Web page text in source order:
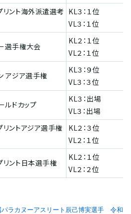
リント海外派遣選考 KL３：１位
VL３：１位
選手権大会
KL２：１位
VL２：１位
アジア選手権
KL３：９位
VL３：３位
ルドカップ
KL３：出場
VL３：出場
リントアジア選手権
KL２：３位
VL２：１位
リント日本選手権
KL２：１位
VL２：２位
パラカヌーアスリート辰己博実選手 令和